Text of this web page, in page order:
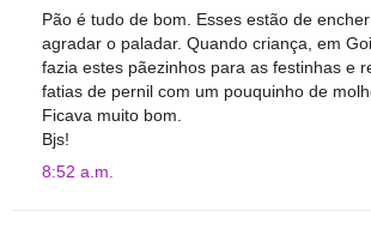
Pão é tudo de bom. Esses estão de
agradar o paladar. Quando criança, em
fazia estes pãezinhos para as festinhas e
fatias de pernil com um pouquinho de
Ficava muito bom.
Bjs!
8:52 a.m.